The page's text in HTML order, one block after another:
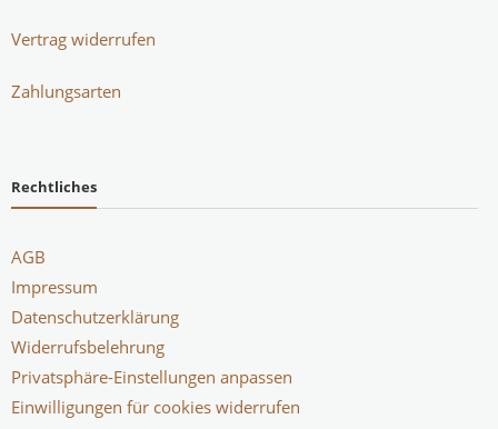
Vertrag widerrufen
Zahlungsarten
Rechtliches
AGB
Impressum
Datenschutzerklärung
Widerrufsbelehrung
Privatsphäre-Einstellungen anpassen
Einwilligungen für cookies widerrufen